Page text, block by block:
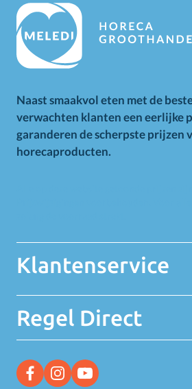
Naast smaakvol eten met de
verwachten klanten een eerlijke
garanderen de scherpste prijzen
horecaproducten.
Klantenservice
Contact
Privacy Statement
Over MELEDI
MELEDI vestigingen
Vacatures
Regel Direct
Ontvang alle Deals